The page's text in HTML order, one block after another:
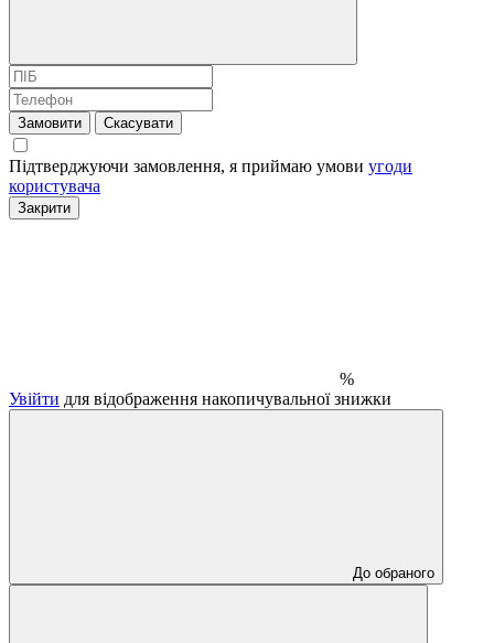
Замовити Скасувати
Підтверджуючи замовлення, я приймаю умови угоди
користувача
Закрити
%
Увійти для відображення накопичувальної знижки
До обраного